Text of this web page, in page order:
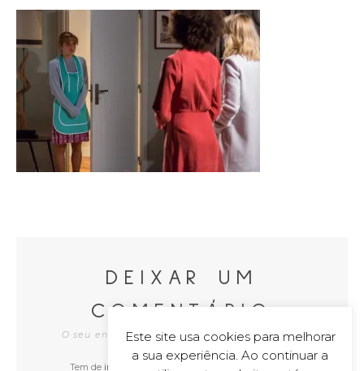
DEIXAR UM
COMENTÁRIO
O seu endereço de e-mail não será publicado
Tem de iniciar a sessãopara publicar um comentário.
Este site usa cookies para melhorar
a sua experiência. Ao continuar a